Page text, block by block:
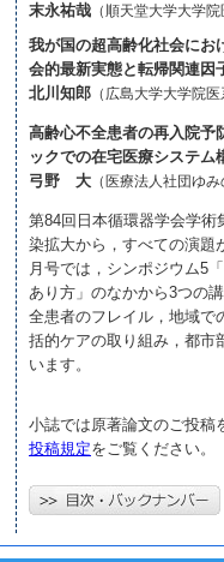
末永祐哉 （順天堂大学大学
我が国の超高齢化社会にお
会的最新実態と転帰関連因
北川知郎 （広島大学大学院
高齢心不全患者の再入院予
ックでの在宅医療システム
弓野 大 （医療法人社団ゆ
第84回日本循環器学会学
染拡大から，すべての演題
月号では，シンポジウム5
あり方」のなかから3つの
全患者のフレイル，地域で
括的ケアの取り組み，都市
います。
小誌では原著論文のご投稿
投稿規定をご覧ください。